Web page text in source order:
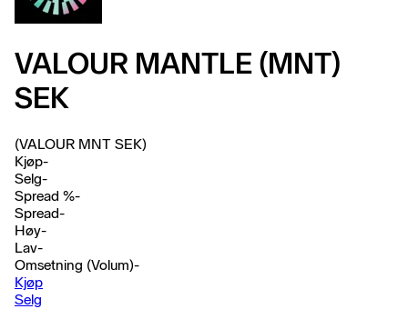
VALOUR MANTLE (MNT)
SEK
(VALOUR MNT SEK)
Kjøp-
Selg-
Spread %-
Spread-
Høy-
Lav-
Omsetning (Volum)-
Kjøp
Selg